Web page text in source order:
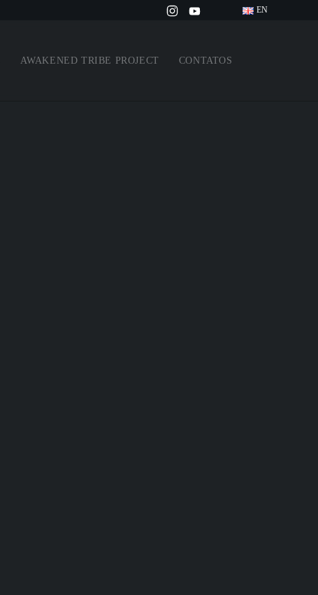
EN
AWAKENED TRIBE PROJECT CONTATOS